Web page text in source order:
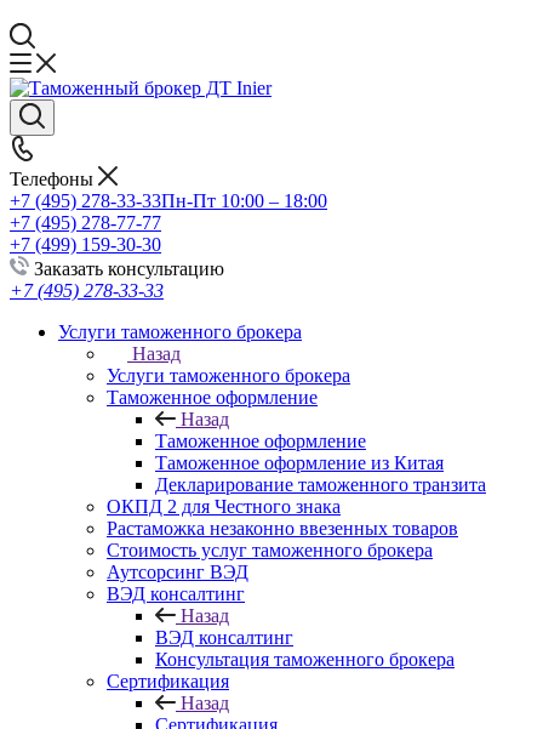
Телефоны
+7 (495) 278-33-33Пн-Пт 10:00 – 18:00
+7 (495) 278-77-77
+7 (499) 159-30-30
Заказать консультацию
+7 (495) 278-33-33
Услуги таможенного брокера
Назад
Услуги таможенного брокера
Таможенное оформление
Назад
Таможенное оформление
Таможенное оформление из Китая
Декларирование таможенного транзита
ОКПД 2 для Честного знака
Растаможка незаконно ввезенных товаров
Стоимость услуг таможенного брокера
Аутсорсинг ВЭД
ВЭД консалтинг
Назад
ВЭД консалтинг
Консультация таможенного брокера
Сертификация
Назад
Сертификация